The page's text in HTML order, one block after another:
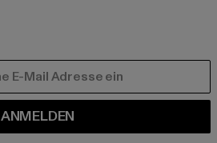
ANMELDEN